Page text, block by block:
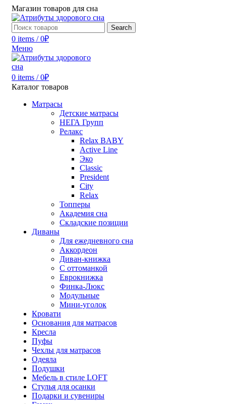
Магазин товаров для сна
Search
0 items / 0₽
Меню
0 items / 0₽
Каталог товаров
Матрасы
Детские матрасы
НЕГА Групп
Релакс
Relax BABY
Active Line
Эко
Classic
President
City
Relax
Топперы
Академия сна
Складские позиции
Диваны
Для ежедневного сна
Аккордеон
Диван-книжка
С оттоманкой
Еврокнижка
Финка-Люкс
Модульные
Мини-уголок
Кровати
Основания для матрасов
Кресла
Пуфы
Чехлы для матрасов
Одеяла
Подушки
Мебель в стиле LOFT
Стулья для осанки
Подарки и сувениры